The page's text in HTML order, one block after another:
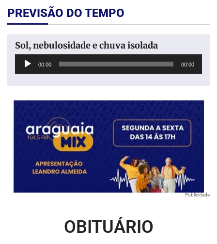
PREVISÃO DO TEMPO
Sol, nebulosidade e chuva isolada
Tocador
00:00 00:00
Publicidade
OBITUÁRIO